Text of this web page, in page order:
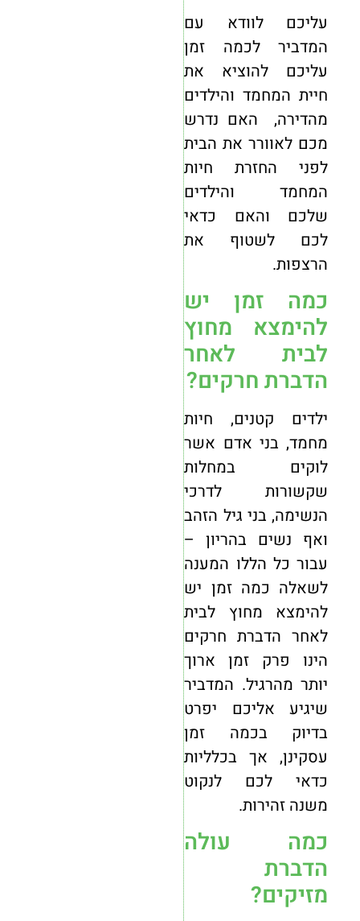
עליכם לוודא עם
המדביר לכמה זמן
עליכם להוציא את
חיית המחמד והילדים
מהדירה, האם נדרש
מכם לאוורר את הבית
לפני החזרת חיות
המחמד והילדים
שלכם והאם כדאי
לכם לשטוף את
הרצפות.
כמה זמן יש
להימצא מחוץ
לבית לאחר
הדברת חרקים?
ילדים קטנים, חיות
מחמד, בני אדם אשר
לוקים במחלות
שקשורות לדרכי
הנשימה, בני גיל הזהב
ואף נשים בהריון –
עבור כל הללו המענה
לשאלה כמה זמן יש
להימצא מחוץ לבית
לאחר הדברת חרקים
הינו פרק זמן ארוך
יותר מהרגיל. המדביר
שיגיע אליכם יפרט
בדיוק בכמה זמן
עסקינן, אך בכלליות
כדאי לכם לנקוט
משנה זהירות.
כמה עולה
הדברת
מזיקים?